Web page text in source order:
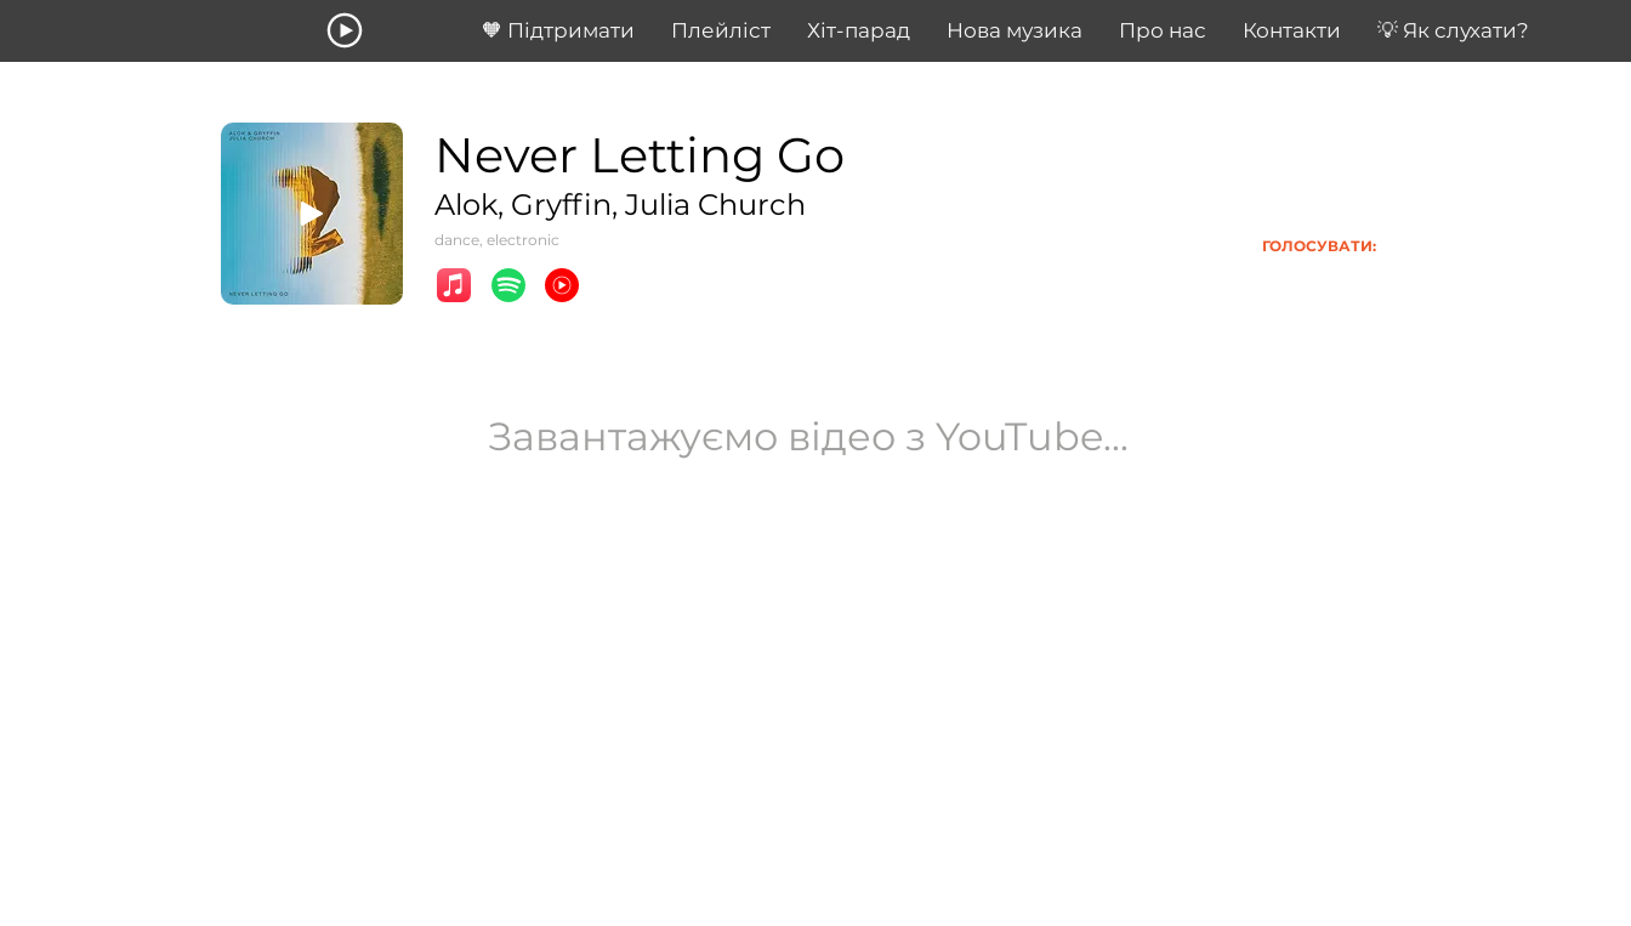
🧡 Підтримати Плейліст Хіт-парад Нова музика Про нас Контакти 💡 Як слухати?
Never Letting Go
Alok, Gryffin, Julia Church
dance, electronic
Завантажуємо відео з YouTube...
ГОЛОСУВАТИ: